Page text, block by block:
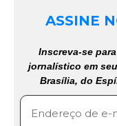
ASSINE
Inscreva-se
jornalístico em
Brasília, do